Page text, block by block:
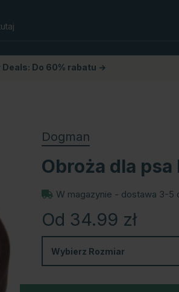
Deals: Do 60% rabatu →
Dogman
Obroża dla
W magazynie - dostawa 3-5
Od 34.99 zł
Wybierz Rozmiar